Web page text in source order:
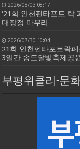
2026/08/03 08:17
‘21회 인천펜타포트 락
대장정 마무리
2026/07/30 10:04
21회 인천펜타포트락
3일간 송도달빛축제공
부평위클리-문